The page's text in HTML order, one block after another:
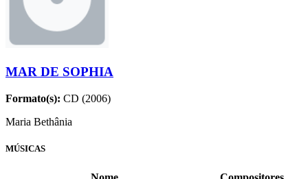
MAR DE SOPHIA
Formato(s): CD (2006)
Maria Bethânia
MÚSICAS